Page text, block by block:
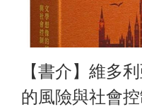
【書介】維多
的風險與社會控